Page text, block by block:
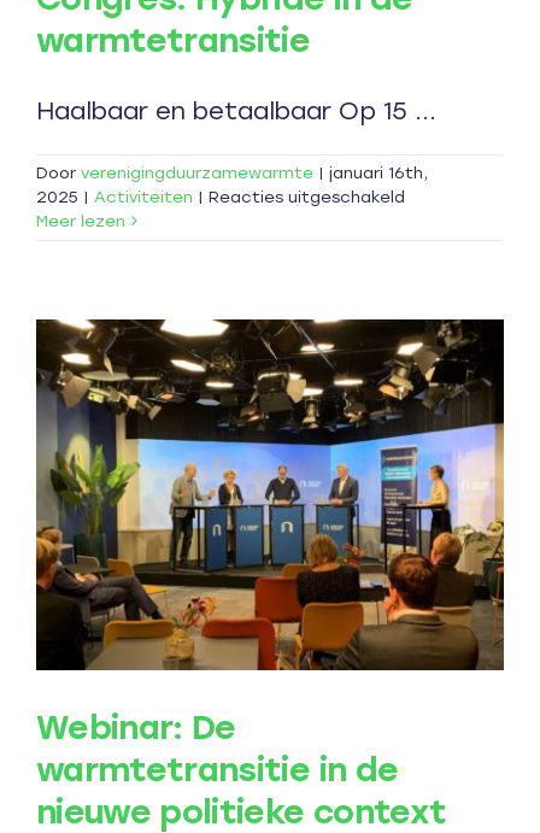
warmtetransitie
Haalbaar en betaalbaar Op 15 ...
Door verenigingduurzamewarmte | januari 16th,
2025 | Activiteiten | Reacties uitgeschakeld
warmtetransitie
Meer lezen
Webinar: De
warmtetransitie in de
nieuwe politieke context